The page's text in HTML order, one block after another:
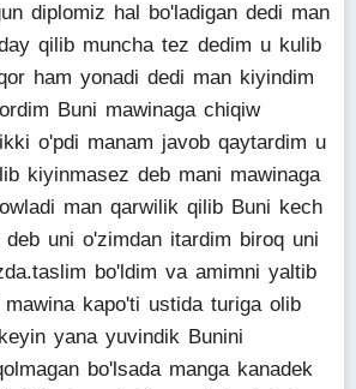
diplomiz hal bo'ladigan dedi man
qilib muncha tez dedim u kulib
ham yonadi dedi man kiyindim
Buni mawinaga chiqiw
o'pdi manam javob qaytardim u
kiyinmasez deb mani mawinaga
man qarwilik qilib Buni kech
uni o'zimdan itardim biroq uni
bo'ldim va amimni yaltib
kapo'ti ustida turiga olib
yana yuvindik Bunini
bo'lsada manga kanadek